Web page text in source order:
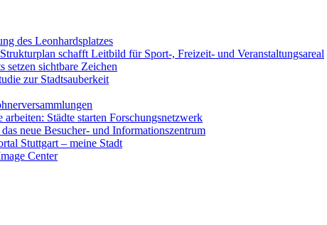
des Leonhards­platzes
schafft Leitbild für Sport-, Freizeit- und Veranstaltungsareal
sichtbare Zeichen
zur Stadtsauberkeit
Städte starten Forschungsnetzwerk
neue Besucher- und Informationszentrum
Stuttgart – meine Stadt
Center